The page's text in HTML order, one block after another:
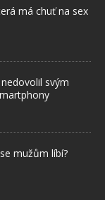
má chuť na sex
svým
mužům líbí?